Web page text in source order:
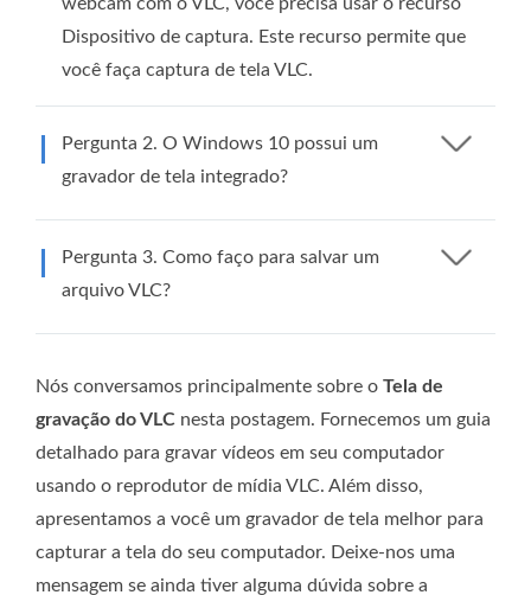
webcam com o VLC, você precisa usar o recurso
Dispositivo de captura. Este recurso permite que
você faça captura de tela VLC.
Pergunta 2. O Windows 10 possui um
gravador de tela integrado?
Pergunta 3. Como faço para salvar um
arquivo VLC?
Nós conversamos principalmente sobre o Tela de
gravação do VLC nesta postagem. Fornecemos um guia
detalhado para gravar vídeos em seu computador
usando o reprodutor de mídia VLC. Além disso,
apresentamos a você um gravador de tela melhor para
capturar a tela do seu computador. Deixe-nos uma
mensagem se ainda tiver alguma dúvida sobre a